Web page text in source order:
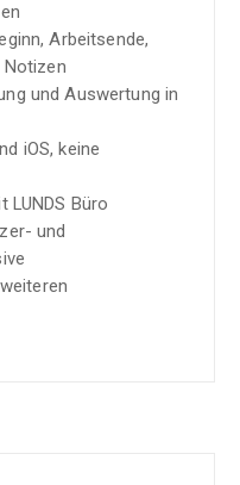
Arbeitsende,
Notizen
und Auswertung in
iOS, keine
LUNDS Büro
und